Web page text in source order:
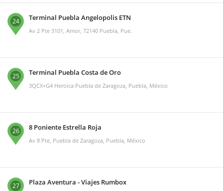
24 Terminal Puebla Angelopolis ETN
Av 2 Pte 3101, Amor, 72140 Puebla, Pue.
25 Terminal Puebla Costa de Oro
3QCX+G4 Heroica Puebla de Zaragoza, Puebla, México
26 8 Poniente Estrella Roja
Av 8 Pte, Puebla de Zaragoza, Puebla, México
27 Plaza Aventura - Viajes Rumbox